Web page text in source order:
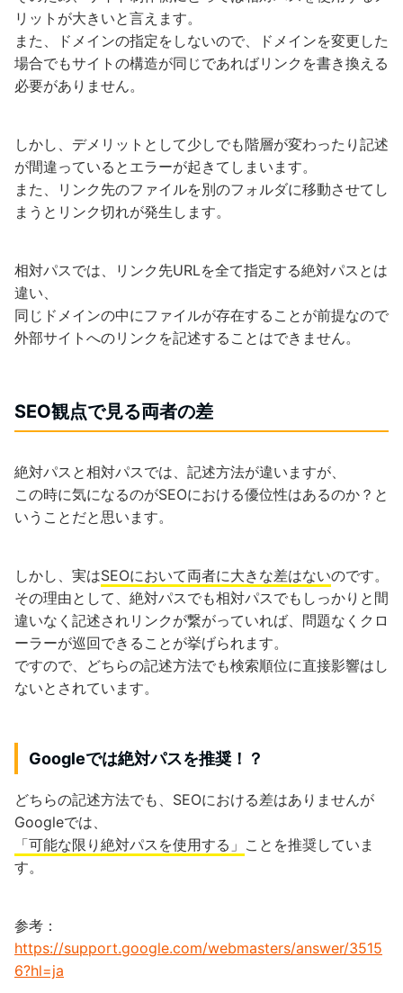
リットが大きいと言えます。
また、ドメインの指定をしないので、ドメインを変更した
場合でもサイトの構造が同じであればリンクを書き換える
必要がありません。
しかし、デメリットとして少しでも階層が変わったり記述
が間違っているとエラーが起きてしまいます。
また、リンク先のファイルを別のフォルダに移動させてし
まうとリンク切れが発生します。
相対パスでは、リンク先URLを全て指定する絶対パスとは
違い、
同じドメインの中にファイルが存在することが前提なので
外部サイトへのリンクを記述することはできません。
SEO観点で見る両者の差
絶対パスと相対パスでは、記述方法が違いますが、
この時に気になるのがSEOにおける優位性はあるのか？と
いうことだと思います。
しかし、実はSEOにおいて両者に大きな差はないのです。
その理由として、絶対パスでも相対パスでもしっかりと間
違いなく記述されリンクが繋がっていれば、問題なくクロ
ーラーが巡回できることが挙げられます。
ですので、どちらの記述方法でも検索順位に直接影響はし
ないとされています。
Googleでは絶対パスを推奨！？
どちらの記述方法でも、SEOにおける差はありませんが
Googleでは、
「可能な限り絶対パスを使用する」 ことを推奨していま
す。
参考：
https://support.google.com/webmasters/answer/3515
6?hl=ja